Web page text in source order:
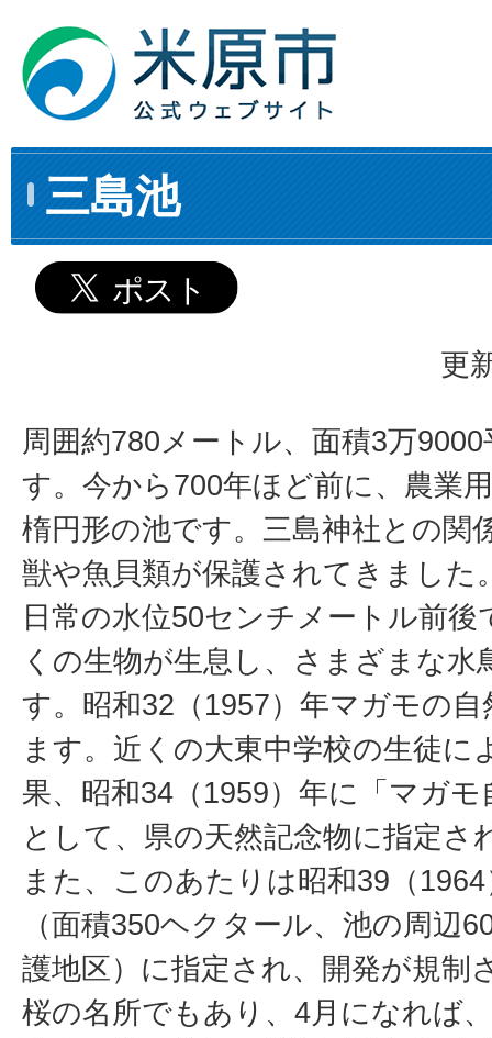
三島池
更
周囲約780メートル、面積3万
す。今から700年ほど前に、農業
楕円形の池です。三島神社との関
獣や魚貝類が保護されてきました
日常の水位50センチメートル前後
くの生物が生息し、さまざまな水
す。昭和32（1957）年マガモの
ます。近くの大東中学校の生徒に
果、昭和34（1959）年に「マガ
として、県の天然記念物に指定さ
また、このあたりは昭和39（
（面積350ヘクタール、池の周辺
護地区）に指定され、開発が規制
桜の名所でもあり、4月になれば